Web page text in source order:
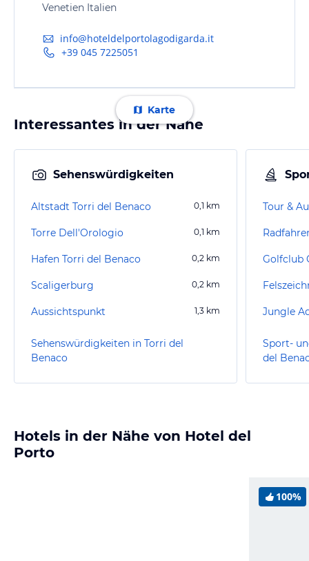
Venetien Italien
info@hoteldelportolagodigarda.it
+39 045 7225051
Karte
Interessantes in der Nähe
Sehenswürdigkeiten
Altstadt Torri del Benaco 0,1 km
Torre Dell'Orologio 0,1 km
Hafen Torri del Benaco 0,2 km
Scaligerburg 0,2 km
Aussichtspunkt 1,3 km
Sehenswürdigkeiten in Torri del
Benaco
Tour &
Golfclub
Jungle
Sport-
del
Hotels in der Nähe von Hotel del
Porto
100%